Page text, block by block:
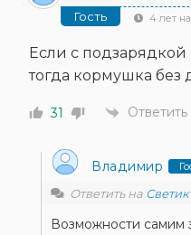
Гость 4 лет
Если с подзарядкой
тогда кормушка без
31 Ответить
Владимир
Ответить на Светик
Возможности самим